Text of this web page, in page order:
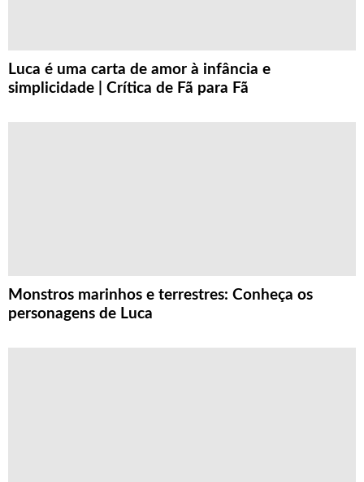
Luca é uma carta de amor à infância e
simplicidade | Crítica de Fã para Fã
Monstros marinhos e terrestres: Conheça os
personagens de Luca